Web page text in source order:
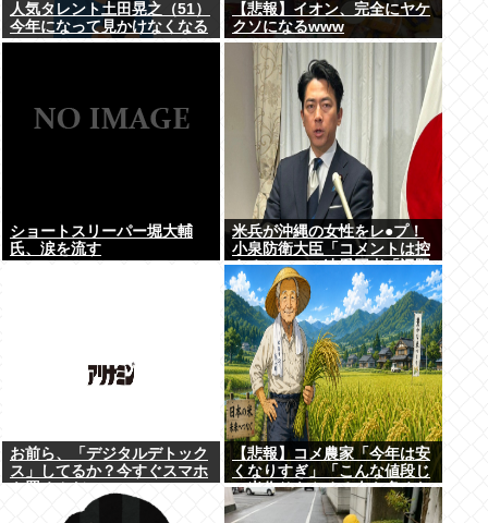
人気タレント土田晃之（51）
今年になって見かけなくなる
【悲報】イオン、完全にヤケ
クソになるwww
ショートスリーパー堀大輔
氏、涙を流す
米兵が沖縄の女性をレ●プ！
小泉防衛大臣「コメントは控
える」ニュー速愛国者「辺野
古！」
お前ら、「デジタルデトック
ス」してるか？今すぐスマホ
【悲報】コメ農家「今年は安
くなりすぎ」「こんな値段じ
ゃ米作りをやめる人も多くな
るんじゃないかな?」